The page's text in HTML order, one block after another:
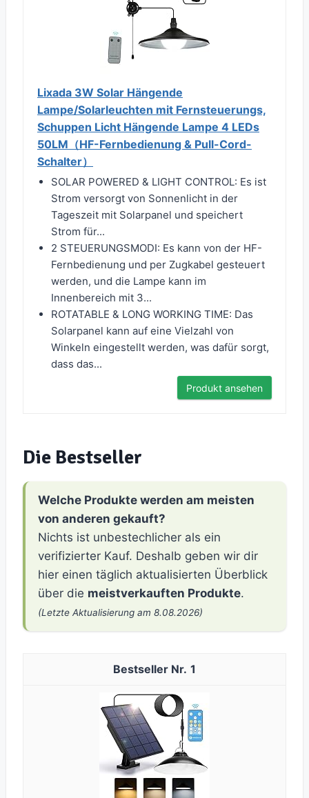
Lixada 3W Solar Hängende
Lampe/Solarleuchten mit Fernsteuerungs,
Schuppen Licht Hängende Lampe 4 LEDs
50LM（HF-Fernbedienung & Pull-Cord-
Schalter）
SOLAR POWERED & LIGHT CONTROL: Es ist
Strom versorgt von Sonnenlicht in der
Tageszeit mit Solarpanel und speichert
Strom für...
2 STEUERUNGSMODI: Es kann von der HF-
Fernbedienung und per Zugkabel gesteuert
werden, und die Lampe kann im
Innenbereich mit 3...
ROTATABLE & LONG WORKING TIME: Das
Solarpanel kann auf eine Vielzahl von
Winkeln eingestellt werden, was dafür sorgt,
dass das...
Produkt ansehen
Die Bestseller
Welche Produkte werden am meisten
von anderen gekauft?
Nichts ist unbestechlicher als ein
verifizierter Kauf. Deshalb geben wir dir
hier einen täglich aktualisierten Überblick
über die meistverkauften Produkte.
(Letzte Aktualisierung am 8.08.2026)
1